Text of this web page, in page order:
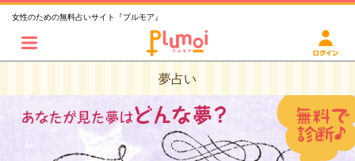
女性のための無料占いサイト『プルモア』
夢占い